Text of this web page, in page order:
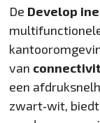
De Develop
van
een
zwart‑wit,